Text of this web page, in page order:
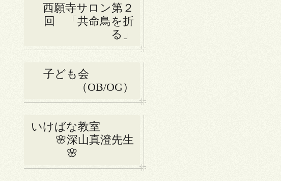
西願寺サロン第２
回 「共命鳥を折
る」
子ども会
（OB/OG）
いけばな教室
🌸深山真澄先生
🌸